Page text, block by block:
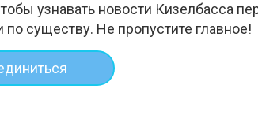
узнавать новости Кизелбасса
существу. Не пропустите главное!